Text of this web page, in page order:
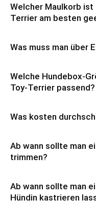
Welcher Maulkorb ist
Terrier am besten
Was muss man über
Welche Hundebox-
Toy-Terrier passend?
Was kosten
Ab wann sollte man
trimmen?
Ab wann sollte man
Hündin kastrieren